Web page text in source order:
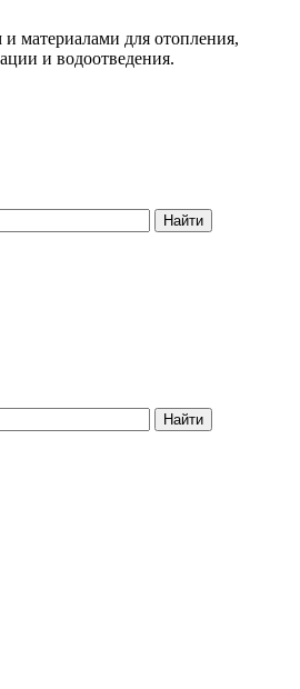
материалами для отопления,
и водоотведения.